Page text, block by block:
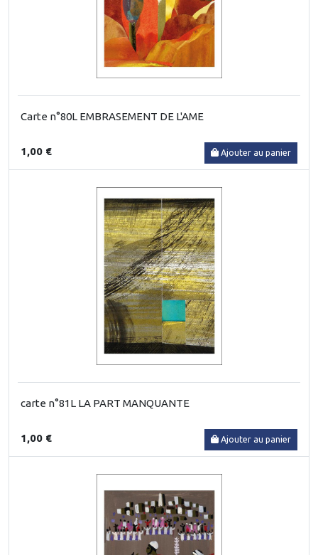
Carte n°80L EMBRASEMENT DE L'AME
1,00 € Ajouter au panier
carte n°81L LA PART MANQUANTE
1,00 € Ajouter au panier